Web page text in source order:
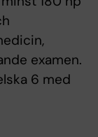
examen.
6 med